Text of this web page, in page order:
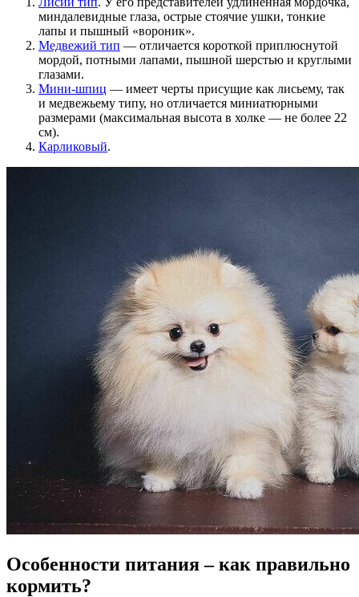
миндалевидные глаза, острые стоячие ушки, тонкие
лапы и пышный «вороник».
Медвежий тип — отличается короткой приплюснутой
мордой, потными лапами, пышной шерстью и круглыми
глазами.
Мини-шпиц — имеет черты присущие как лисьему, так
и медвежьему типу, но отличается миниатюрными
размерами (максимальная высота в холке — не более 22
см).
Карликовый.
Особенности питания – как правильно
кормить?